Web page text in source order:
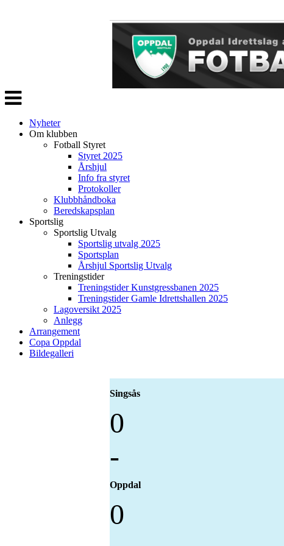
Veksle
navigasjon
Nyheter
Om klubben
Fotball Styret
Styret 2025
Årshjul
Info fra styret
Protokoller
Klubbhåndboka
Beredskapsplan
Sportslig
Sportslig Utvalg
Sportslig utvalg 2025
Sportsplan
Årshjul Sportslig Utvalg
Treningstider
Treningstider Kunstgressbanen 2025
Treningstider Gamle Idrettshallen 2025
Lagoversikt 2025
Anlegg
Arrangement
Copa Oppdal
Bildegalleri
Singsås
0
-
Oppdal
0